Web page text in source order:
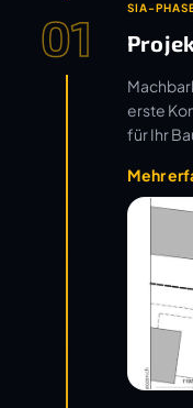
01 SIA-
erste
für Ihr
Mehr